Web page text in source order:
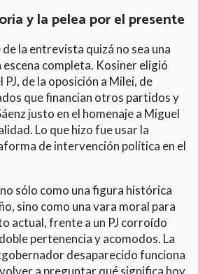
y la pelea por el presente
la entrevista quizá no sea una
completa. Kosiner eligió
PJ, de la oposición a Milei, de
que financian otros partidos y
justo en el homenaje a Miguel
Lo que hizo fue usar la
de intervención política en el
sólo como una figura histórica
sino como una vara moral para
actual, frente a un PJ corroído
pertenencia y acomodos. La
desaparecido funciona
a preguntar qué significa hoy